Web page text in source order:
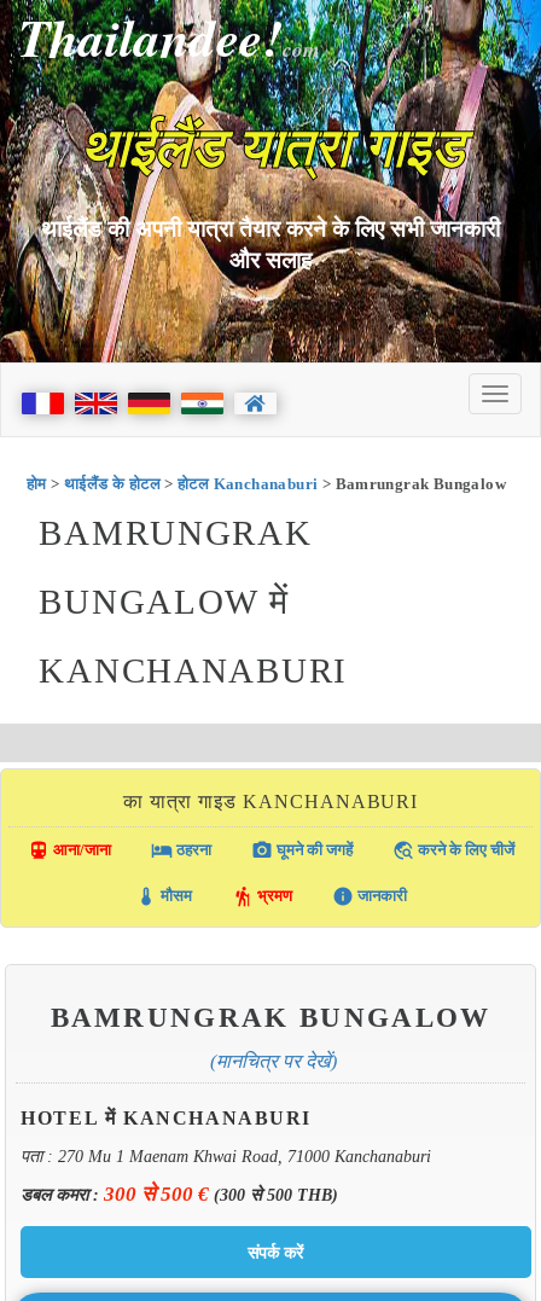
Thailandee!com
थाईलैंड यात्रा गाइड
थाईलैंड की अपनी यात्रा तैयार करने के लिए सभी जानकारी
और सलाह
होम>थाईलैंड के होटल>होटल Kanchanaburi > Bamrungrak Bungalow
BAMRUNGRAK
BUNGALOW में
KANCHANABURI
का यात्रा गाइड KANCHANABURI
directions_transit आना/जाना local_hotelठहरना photo_camera घूमने की जगहें travel_explore करने के लिए चीजें
thermostat मौसम hiking भ्रमण info जानकारी
BAMRUNGRAK BUNGALOW
(मानचित्र पर देखें)
HOTEL में KANCHANABURI
पता : 270 Mu 1 Maenam Khwai Road, 71000 Kanchanaburi
डबल कमरा : 300 से 500 €(300 से 500 THB)